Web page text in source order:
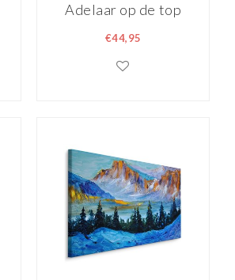
Adelaar op de top
van de Berg,
€44,95